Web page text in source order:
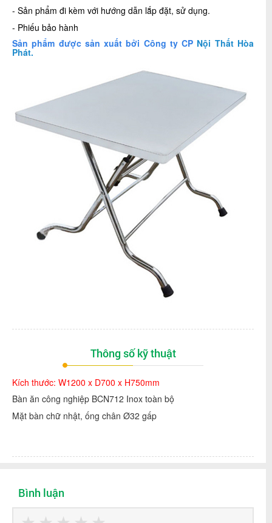
- Sản phẩm đi kèm với hướng dẫn lắp đặt, sử dụng.
- Phiếu bảo hành
Sản phẩm được sản xuất bởi Công ty CP Nội Thất Hòa
Phát.
Thông số kỹ thuật
Kích thước: W1200 x D700 x H750mm
Bàn ăn công nghiệp BCN712 Inox toàn bộ
Mặt bàn chữ nhật, ống chân Ø32 gấp
Bình luận